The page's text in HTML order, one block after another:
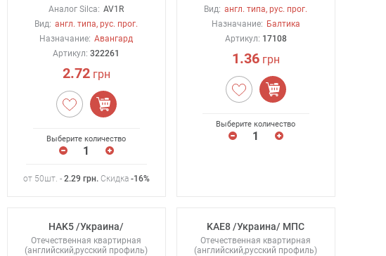
Аналог Silca: AV1R
Вид: англ. типа, рус. прог.
Назначание: Авангард
Артикул:322261
2.72грн
Выберите количество
от 50шт. - 2.29 грн. Скидка -16%
Вид: англ. типа, рус. прог.
Назначание: Балтика
Артикул: 17108
1.36грн
Выберите количество
HAK5 /Украина/
Отечественная квартирная
(английский,русский профиль)
KAE8 /Украина/ МПС
Отечественная квартирная
(английский,русский профиль)